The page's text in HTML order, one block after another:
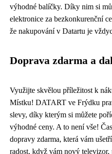
výhodné balíčky. Díky nim si
elektronice za bezkonkurenční
že nakupování v Datartu je
Doprava zdarma a
Využijte skvělou příležitost k
Místku! DATART ve Frýdku
slevy, díky kterým si můžete
výhodné ceny. A to není vše!
dopravy zdarma, která vám
radost, když vám nový televizor,